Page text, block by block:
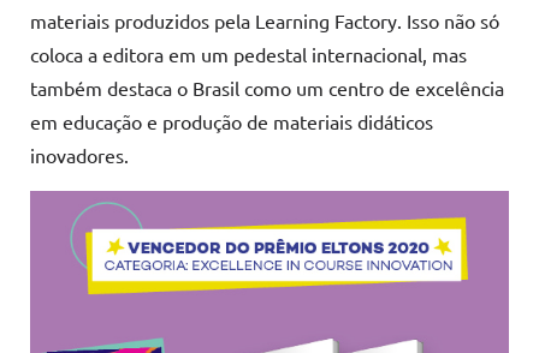
materiais produzidos pela Learning Factory. Isso não só
coloca a editora em um pedestal internacional, mas
também destaca o Brasil como um centro de excelência
em educação e produção de materiais didáticos
inovadores.